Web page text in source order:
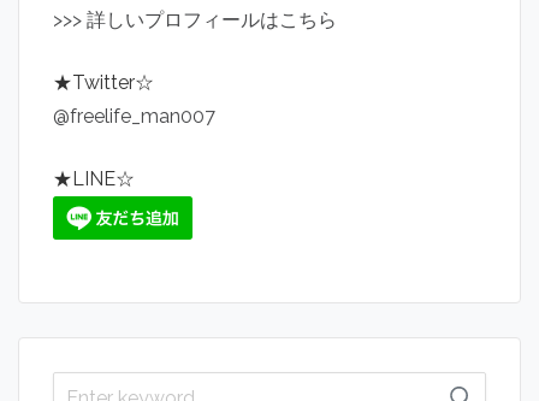
>>> 詳しいプロフィールはこちら
★Twitter☆
@freelife_man007
★LINE☆